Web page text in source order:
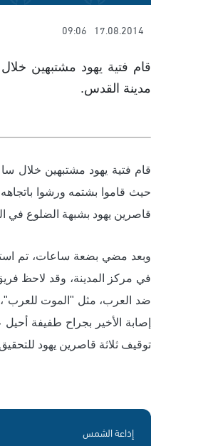
17.08.2014
09:06
قام فتية يهود مشتبهين
مدينة القدس.
قام فتية يهود مشتبهين خلال
حيث قاموا بشتمه ورشوا
قاصرين يهود بشبهة الضلوع في
وبعد مضي بضعة ساعات، تم
في مركز المدينة، وقد لاحظ
ضد العرب، مثل "الموت
إصابة الأخير بجراح طفيفة
توقيف ثلاثة قاصرين يهود
إذاعة الشمس